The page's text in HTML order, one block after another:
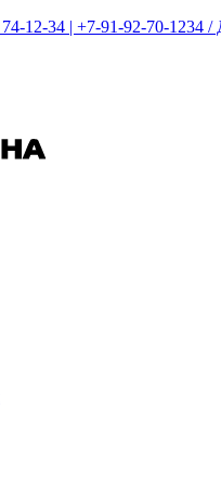
12-34 | +7-91-92-70-1234